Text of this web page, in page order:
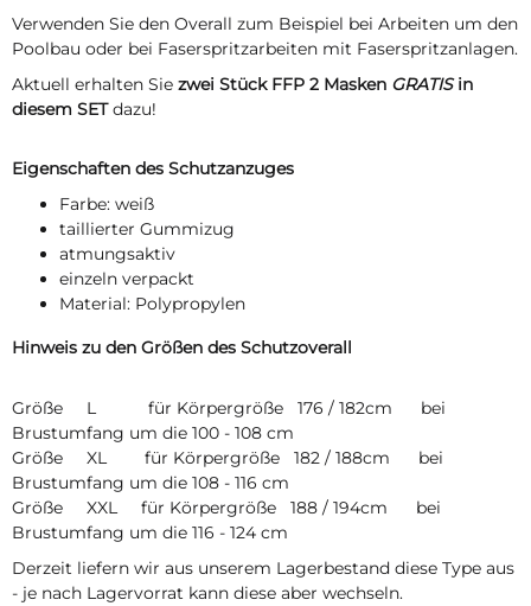
Verwenden Sie den Overall zum Beispiel bei Arbeiten um den
Poolbau oder bei Faserspritzarbeiten mit Faserspritzanlagen.
Aktuell erhalten Sie zwei Stück FFP 2 Masken GRATISin
diesem SETdazu!
Eigenschaften des Schutzanzuges
Farbe: weiß
taillierter Gummizug
atmungsaktiv
einzeln verpackt
Material: Polypropylen
Hinweis zu den Größen des Schutzoverall
Größe L für Körpergröße 176 / 182cm bei
Brustumfang um die 100 - 108 cm
Größe XL für Körpergröße 182 / 188cm bei
Brustumfang um die 108 - 116 cm
Größe XXL für Körpergröße 188 / 194cm bei
Brustumfang um die 116 - 124 cm
Derzeit liefern wir aus unserem Lagerbestand diese Type aus
- je nach Lagervorrat kann diese aber wechseln.